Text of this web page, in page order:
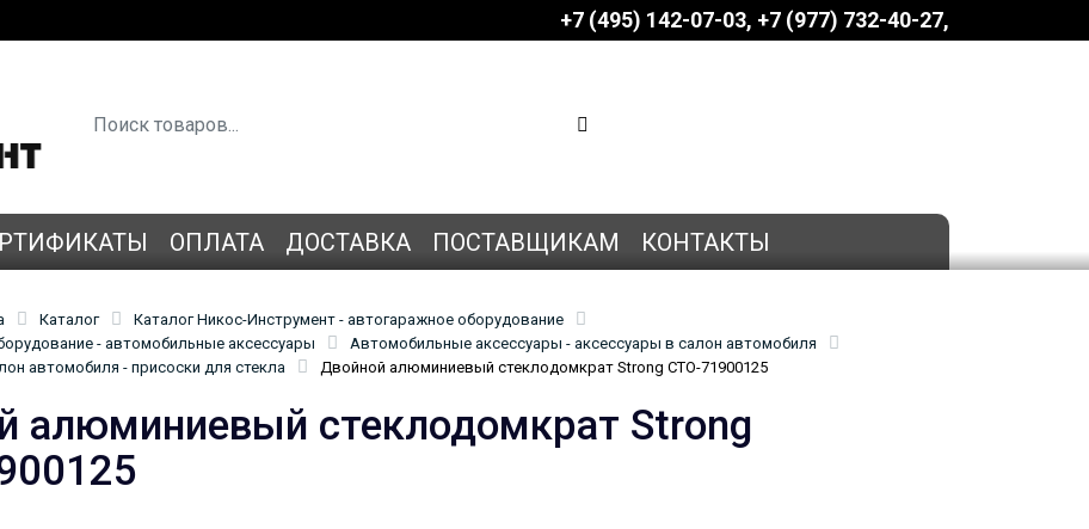
+7 (495) 142-07-03 ‎‎+7 (977) 732-40-27
ОПЛАТА ДОСТАВКА ПОСТАВЩИКАМ КОНТАКТЫ
Каталог
Каталог Никос-Инструмент - автогаражное оборудование
- автомобильные аксессуары
Автомобильные аксессуары - аксессуары в салон автомобиля
автомобиля - присоски для стекла
Двойной алюминиевый стеклодомкрат Strong СТО-71900125
алюминиевый стеклодомкрат Strong